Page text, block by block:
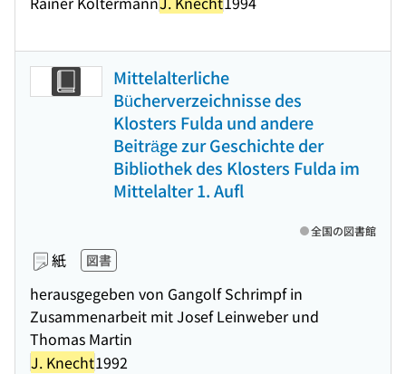
Mittelalterliche
Bücherverzeichnisse des
Klosters Fulda und andere
Beiträge zur Geschichte der
Bibliothek des Klosters Fulda im
Mittelalter 1. Aufl
紙 図書
herausgegeben von Gangolf Schrimpf in
Zusammenarbeit mit Josef Leinweber und
Thomas Martin
J. Knecht1992
全国の図書館